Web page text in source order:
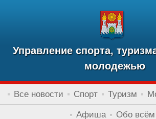
Управление спорта,
молодежью
Все новости Спорт Туризм
Афиша Обо всём